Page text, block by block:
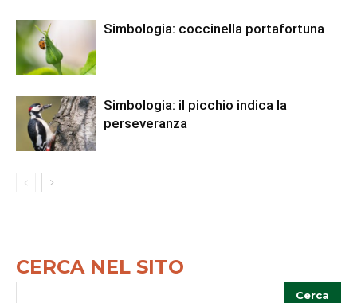
Simbologia: coccinella portafortuna
Simbologia: il picchio indica la
perseveranza
CERCA NEL SITO